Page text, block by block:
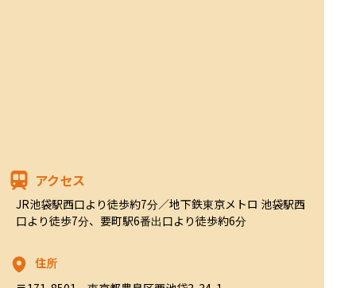
アクセス
JR池袋駅西口より徒歩約7分／地下鉄東京メトロ 池袋駅西
口より徒歩7分、要町駅6番出口より徒歩約6分
住所